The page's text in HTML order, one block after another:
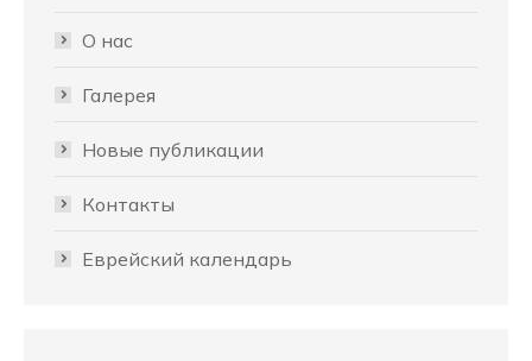
О нас
Галерея
Новые публикации
Контакты
Еврейский календарь